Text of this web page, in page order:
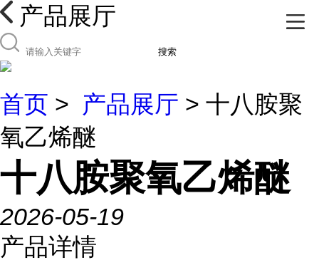
产品展厅
搜索
首页 > 产品展厅 > 十八胺聚
氧乙烯醚
十八胺聚氧乙烯醚
2026-05-19
产品详情